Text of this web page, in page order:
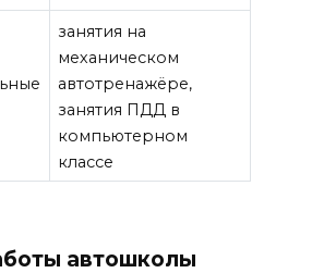
занятия на
механическом
автотренажёре,
занятия ПДД в
компьютерном
классе
автошколы